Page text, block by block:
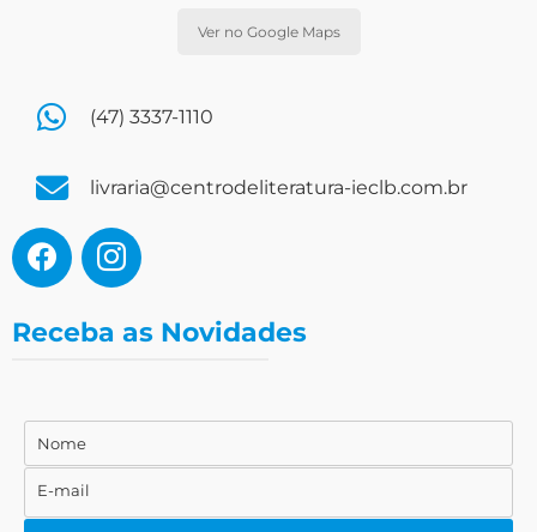
Ver no Google Maps
(47) 3337-1110
livraria@centrodeliteratura-ieclb.com.br
Receba as Novidades
Nome
Nome
E-
mail
E-mail